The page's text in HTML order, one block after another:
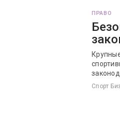
ПРАВО
Спорт